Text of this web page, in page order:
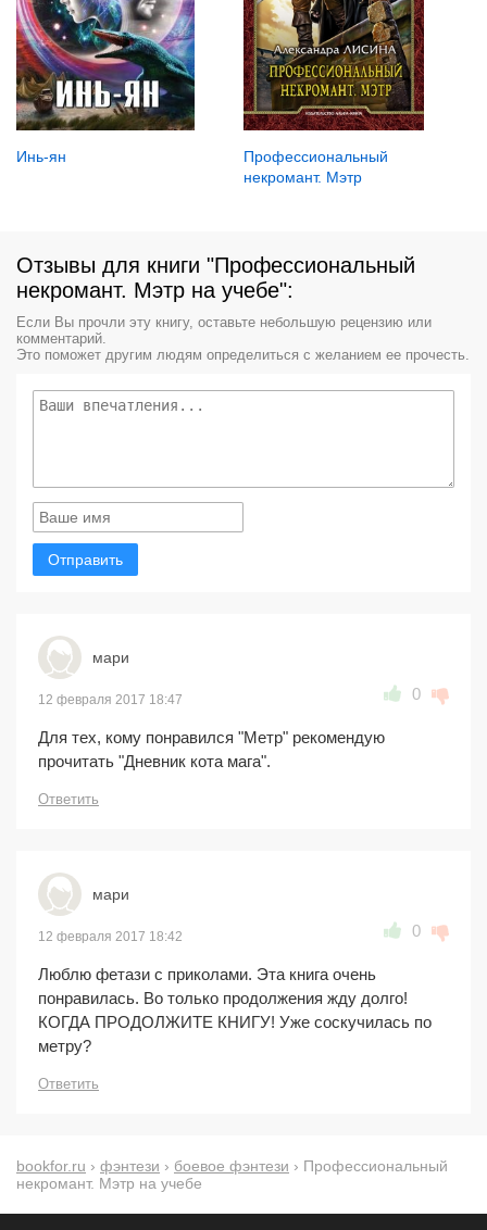
Инь-ян
Профессиональный
некромант. Мэтр
Отзывы для книги "Профессиональный
некромант. Мэтр на учебе":
Если Вы прочли эту книгу, оставьте небольшую рецензию или
комментарий.
Это поможет другим людям определиться с желанием ее прочесть.
Отправить
мари
12 февраля 2017 18:47 0
Для тех, кому понравился "Метр" рекомендую
прочитать "Дневник кота мага".
Ответить
мари
12 февраля 2017 18:42 0
Люблю фетази с приколами. Эта книга очень
понравилась. Во только продолжения жду долго!
КОГДА ПРОДОЛЖИТЕ КНИГУ! Уже соскучилась по
метру?
Ответить
bookfor.ru › фэнтези › боевое фэнтези › Профессиональный
некромант. Мэтр на учебе